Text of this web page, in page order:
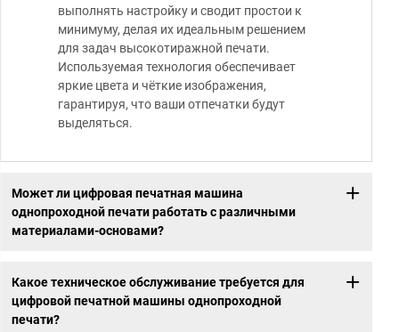
выполнять настройку и сводит простои к
минимуму, делая их идеальным решением
для задач высокотиражной печати.
Используемая технология обеспечивает
яркие цвета и чёткие изображения,
гарантируя, что ваши отпечатки будут
выделяться.
Может ли цифровая печатная машина
однопроходной печати работать с различными
материалами-основами?
Какое техническое обслуживание требуется для
цифровой печатной машины однопроходной
печати?